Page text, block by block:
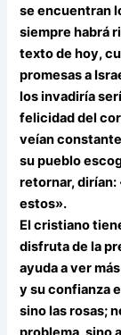
se encuentran
siempre habrá
texto de hoy,
promesas a
los invadiría
felicidad del
veían
su pueblo
retornar, dirían:
estos».
El cristiano
disfruta de la
ayuda a ver
y su confianza
sino las rosas;